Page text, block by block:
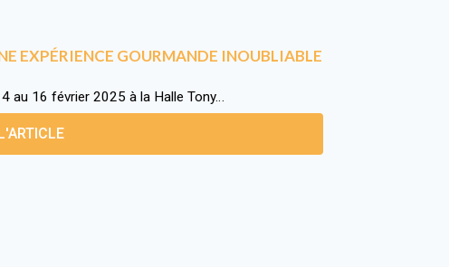
EXPÉRIENCE GOURMANDE INOUBLIABLE
au 16 février 2025 à la Halle Tony…